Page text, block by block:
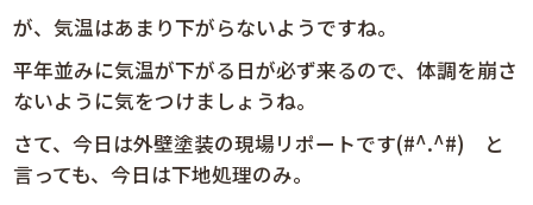
が、気温はあまり下がらないようですね。
平年並みに気温が下がる日が必ず来るので、体調を崩さ
ないように気をつけましょうね。
さて、今日は外壁塗装の現場リポートです(#^.^#) と
言っても、今日は下地処理のみ。